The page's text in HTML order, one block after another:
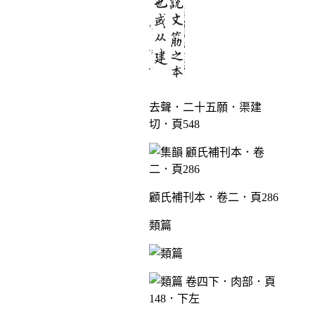
去聲．二十五願．渠建
切．頁548
顧氏補刊本．卷二．頁286
類篇